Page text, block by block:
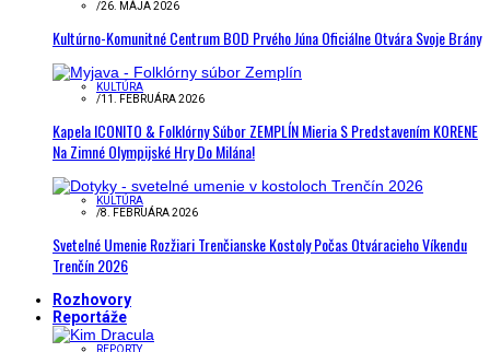
/26. MÁJA 2026
Kultúrno-Komunitné Centrum BOD Prvého Júna Oficiálne Otvára Svoje Brány
KULTÚRA
/11. FEBRUÁRA 2026
Kapela ICONITO & Folklórny Súbor ZEMPLÍN Mieria S Predstavením KORENE
Na Zimné Olympijské Hry Do Milána!
KULTÚRA
/8. FEBRUÁRA 2026
Svetelné Umenie Rozžiari Trenčianske Kostoly Počas Otváracieho Víkendu
Trenčín 2026
Rozhovory
Reportáže
REPORTY